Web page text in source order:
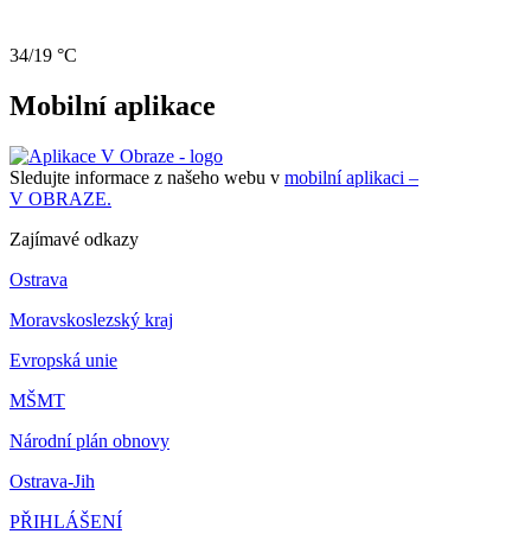
34/19 °C
Mobilní aplikace
Sledujte informace z našeho webu v mobilní aplikaci –
V OBRAZE.
Zajímavé odkazy
Ostrava
Moravskoslezský kraj
Evropská unie
MŠMT
Národní plán obnovy
Ostrava-Jih
PŘIHLÁŠENÍ